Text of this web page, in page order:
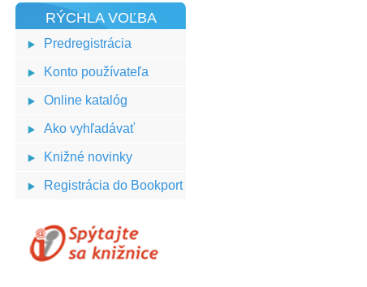
RÝCHLA VOĽBA
Predregistrácia
Konto používateľa
Online katalóg
Ako vyhľadávať
Knižné novinky
Registrácia do Bookport